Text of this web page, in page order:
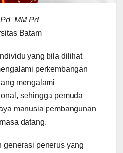
Batam
yang bila dilihat
perkembangan
mengalami
sehingga pemuda
manusia pembangunan
datang.
generasi penerus yang